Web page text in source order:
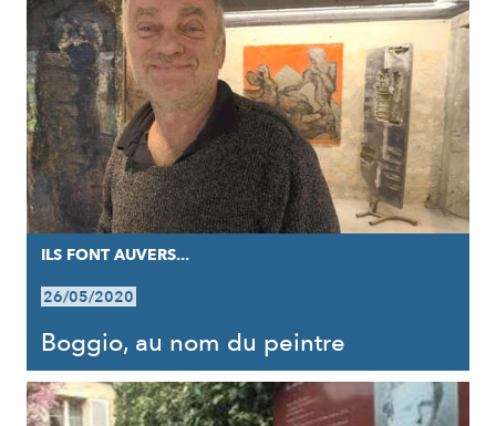
ILS FONT AUVERS...
26/05/2020
Boggio, au nom du peintre